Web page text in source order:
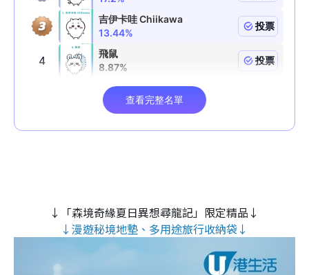
↓「森境奇緣夏日異想尋龍記」限定精品↓
↓漫遊秘境地墊、多用途旅行收納袋↓